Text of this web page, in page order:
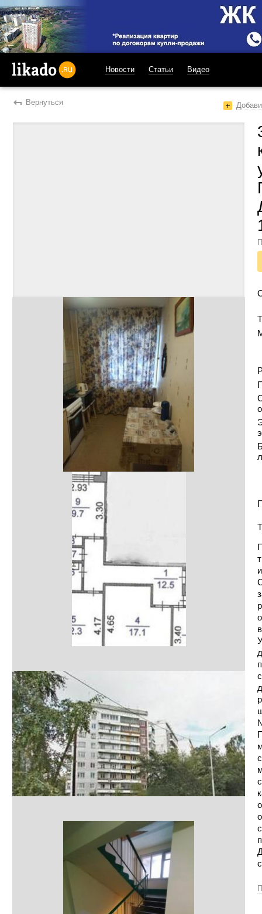
Новости Статьи Видео
Вернуться